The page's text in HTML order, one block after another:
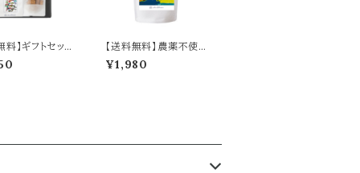
料】ギフトセット
Set C
【送料無料】農薬不使用
の煎茶【リーフ】80g／
Pesticide-Free Senc
¥1,980